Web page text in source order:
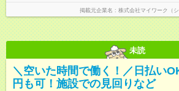
掲載元企業名 株式会社マイワーク（シ
未読
＼空いた時間で働く！／日払い
円も可！施設での見回りなど